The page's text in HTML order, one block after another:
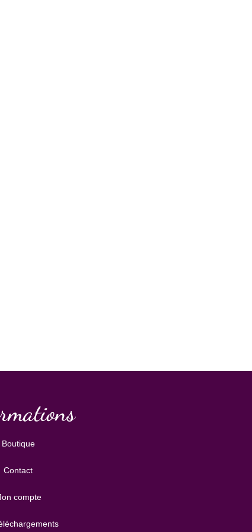
Boutique
Contact
compte